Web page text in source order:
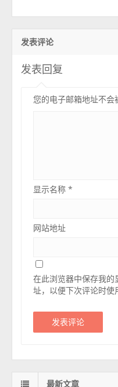
发表评论
发表回复
您的电子邮箱地址不会
显示名称*
网站地址
在此浏览器中保存我
址，以便下次评论时使
最新文章